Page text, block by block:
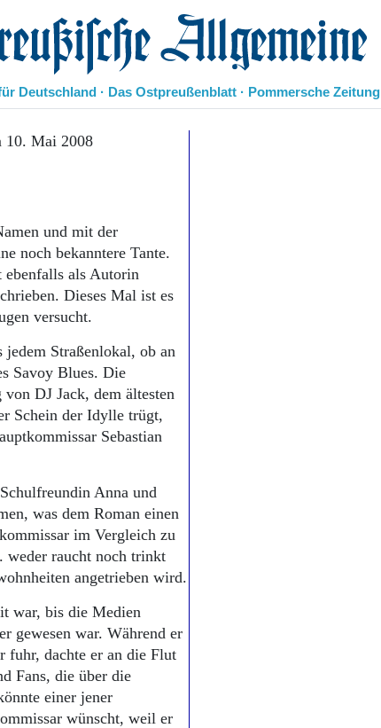
Allgemeine Zeitung
Deutschland · Das Ostpreußenblatt · Pommersche Zeitung
Geschichte
Ostpreußen
Pommern
Danzig und Westpreußen
10. Mai 2008
und mit der
noch bekanntere Tante.
als Autorin
Dieses Mal ist es
versucht.
jedem Straßenlokal, ob an
Savoy Blues. Die
DJ Jack, dem ältesten
Schein der Idylle trügt,
Sebastian
Anna und
was dem Roman einen
im Vergleich zu
raucht noch trinkt
angetrieben wird.
war, bis die Medien
gewesen war. Während er
fuhr, dachte er an die Flut
Fans, die über die
einer jener
wünscht, weil er